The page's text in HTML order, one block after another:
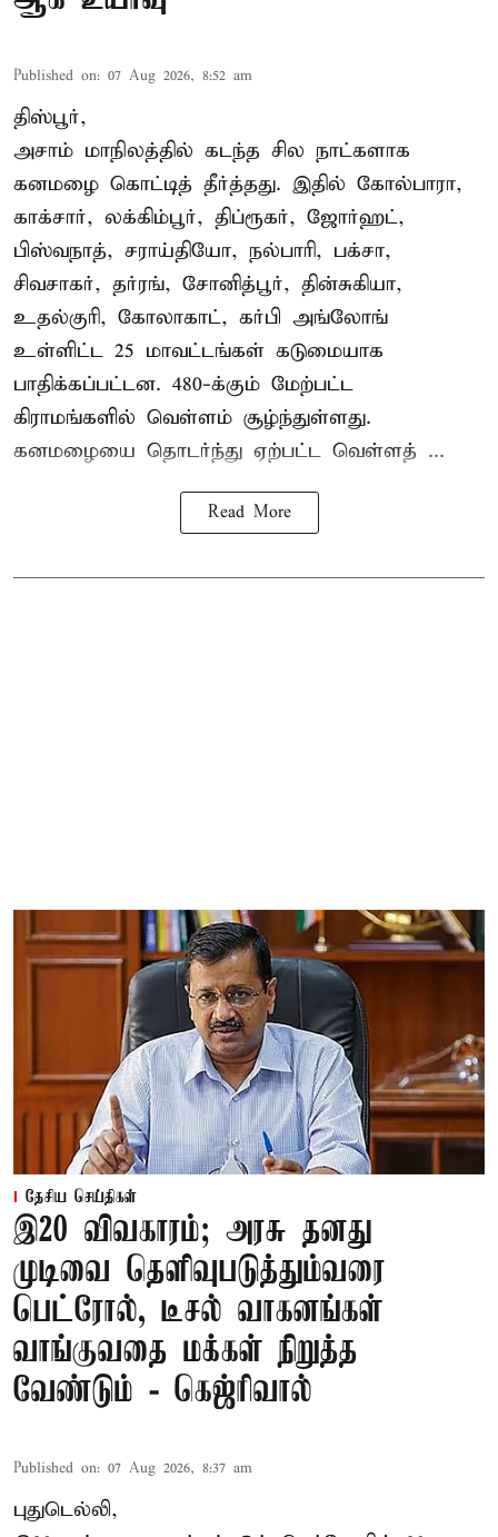
Published on: 07 Aug 2026, 8:52 am
திஸ்பூர்,
அசாம் மாநிலத்தில் கடந்த சில நாட்களாக
கனமழை கொட்டித் தீர்த்தது. இதில் கோல்பாரா,
காக்சார், லக்கிம்பூர், திப்ரூகர், ஜோர்ஹட்,
பிஸ்வநாத், சராய்தியோ, நல்பாரி, பக்சா,
சிவசாகர், தர்ரங், சோனித்பூர், தின்சுகியா,
உதல்குரி, கோலாகாட், கர்பி அங்லோங்
உள்ளிட்ட 25 மாவட்டங்கள் கடுமையாக
பாதிக்கப்பட்டன. 480-க்கும் மேற்பட்ட
கிராமங்களில் வெள்ளம் சூழ்ந்துள்ளது.
கனமழையை தொடர்ந்து ஏற்பட்ட வெள்ளத் ...
Read More
தேசிய செய்திகள்
இ20 விவகாரம்; அரசு தனது
முடிவை தெளிவுபடுத்தும்வரை
பெட்ரோல், டீசல் வாகனங்கள்
வாங்குவதை மக்கள் நிறுத்த
வேண்டும் - கெஜ்ரிவால்
Published on: 07 Aug 2026, 8:37 am
புதுடெல்லி,